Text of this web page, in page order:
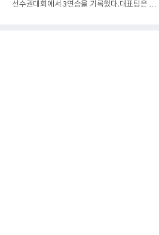
을 가능성이 크지만, 시장 외부에서 불어오는 변
선수권대회에서 3연승을 기록했다.대표팀은 9